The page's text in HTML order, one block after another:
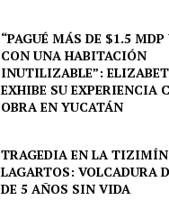
“PAGUÉ MÁS DE $1.5
CON UNA HABITACIÓN
INUTILIZABLE”:
EXHIBE SU EXPERIENCIA
OBRA EN YUCATÁN
TRAGEDIA EN LA
LAGARTOS: VOLCADURA
DE 5 AÑOS SIN VIDA